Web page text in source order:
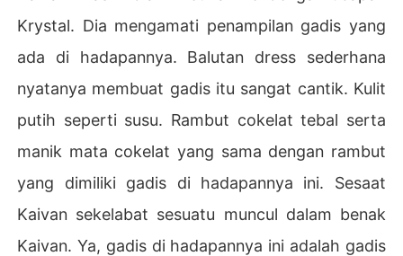
Krystal. Dia mengamati penampilan gadis yang
ada di hadapannya. Balutan dress sederhana
nyatanya membuat gadis itu sangat cantik. Kulit
putih seperti susu. Rambut cokelat tebal serta
manik mata cokelat yang sama dengan rambut
yang dimiliki gadis di hadapannya ini. Sesaat
Kaivan sekelabat sesuatu muncul dalam benak
Kaivan. Ya, gadis di hadapannya ini adalah gadis